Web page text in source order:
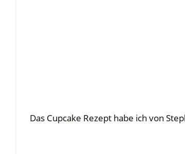
Das Cupcake Rezept habe ich von